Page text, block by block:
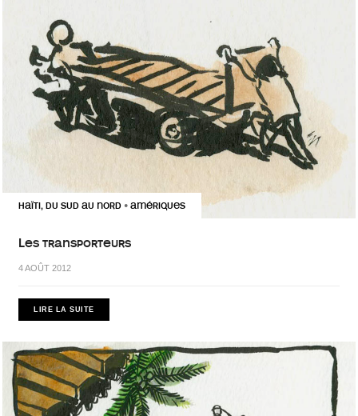
HAÏTI, DU SUD AU NORD • AMÉRIQUES
Les transporteurs
4 AOÛT 2012
LIRE LA SUITE